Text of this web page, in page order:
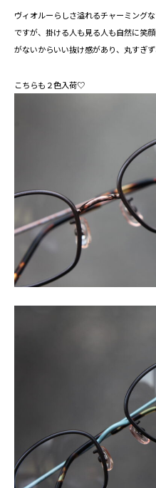
ヴィオルーらしさ溢れるチャーミング
ですが、掛ける人も見る人も自然に笑
がないからいい抜け感があり、丸すぎず
こちらも２色入荷♡